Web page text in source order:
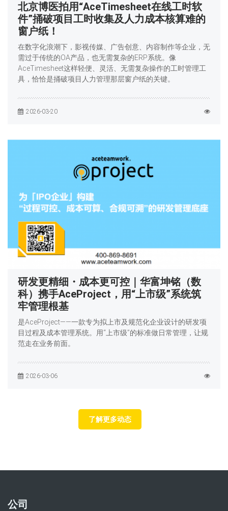
北京博医拍用“AceTimesheet在线工时软
件”捅破项目工时收集及人力成本核算难的
窗户纸！
在数字化浪潮下，影视传媒、广告创意、内容制作等企业，无
需过于传统的OA产品，也无需复杂的ERP系统。像
AceTimesheet这样轻便、灵活、无需复杂操作的工时管理工
具，恰恰是捅破项目人力管理那层窗户纸的关键。
2026-03-20
研发更精细・成本更可控｜华富坤铭（数
科）携手AceProject，用“上市级”系统筑
牢管理根基
是AceProject——一款专为拟上市及规范化企业设计的研发项
目过程及成本管理系统。用“上市级”的标准做日常管理，让规
范走在业务前面。
2026-03-06
了解更多动态
公司